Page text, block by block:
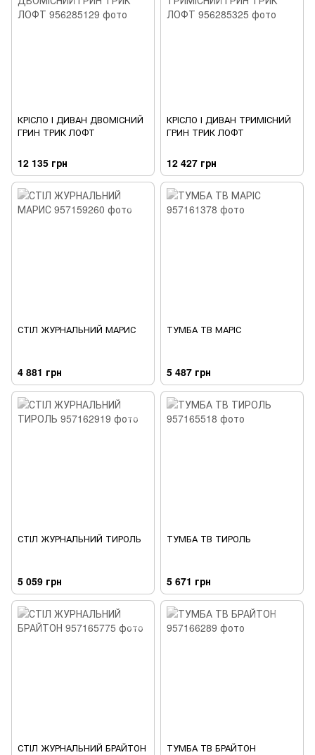
КРІСЛО І ДИВАН ДВОМІСНИЙ
ГРИН ТРИК ЛОФТ
12 135 грн
КРІСЛО І ДИВАН ТРИМІСНИЙ
ГРИН ТРИК ЛОФТ
12 427 грн
СТІЛ ЖУРНАЛЬНИЙ МАРИС
4 881 грн
ТУМБА ТВ МАРІС
5 487 грн
СТІЛ ЖУРНАЛЬНИЙ ТИРОЛЬ
5 059 грн
ТУМБА ТВ ТИРОЛЬ
5 671 грн
СТІЛ ЖУРНАЛЬНИЙ БРАЙТОН ТУМБА ТВ БРАЙТОН